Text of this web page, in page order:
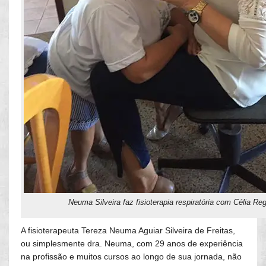
Neuma Silveira faz fisioterapia respiratória com Célia
A fisioterapeuta Tereza Neuma Aguiar Silveira de Freitas,
ou simplesmente dra. Neuma, com 29 anos de experiência
na profissão e muitos cursos ao longo de sua jornada, não